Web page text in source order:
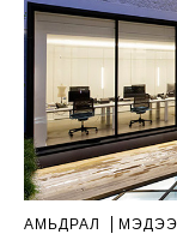
АМЬДРАЛ МЭДЭЭ